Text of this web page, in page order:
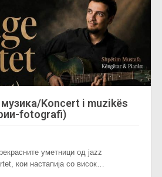
музика/Koncert i muzikës
fotografi)
уметници од jazz
кои настапија со висок…